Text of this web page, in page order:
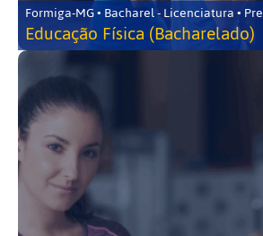
Formiga-MG • Bacharel - Licenciatura •
Educação Física (Bacharelado)